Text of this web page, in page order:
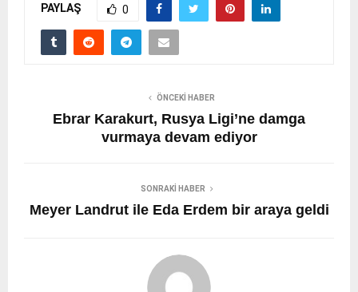
PAYLAŞ 0
ÖNCEKI HABER
Ebrar Karakurt, Rusya Ligi’ne damga
vurmaya devam ediyor
SONRAKI HABER
Meyer Landrut ile Eda Erdem bir araya geldi